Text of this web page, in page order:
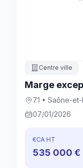
Centre ville
Marge
71 • Saône-
07/01/2026
€CA HT
535 000 €